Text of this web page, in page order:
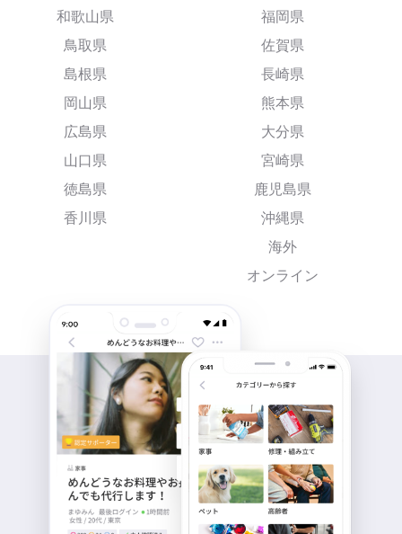
和歌山県
鳥取県
島根県
岡山県
広島県
山口県
徳島県
香川県
福岡県
佐賀県
長崎県
熊本県
大分県
宮崎県
鹿児島県
沖縄県
海外
オンライン